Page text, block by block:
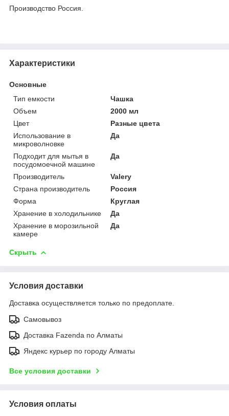
Производство Россия.
Характеристики
Основные
Тип емкости
Чашка
Объем
2000 мл
Цвет
Разные цвета
Использование в
микроволновке
Да
Подходит для мытья в
посудомоечной машине
Да
Производитель
Valery
Страна производитель
Россия
Форма
Круглая
Хранение в холодильнике
Да
Хранение в морозильной
камере
Да
Скрыть
Условия доставки
Доставка осуществляется только по предоплате.
Самовывоз
Доставка Fazenda по Алматы
Яндекс курьер по городу Алматы
Все условия доставки
Условия оплаты